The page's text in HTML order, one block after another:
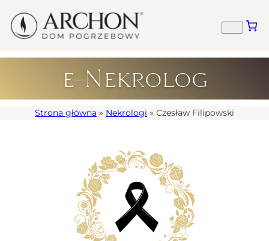
e-Nekrolog
Strona główna » Nekrologi » Czesław Filipowski